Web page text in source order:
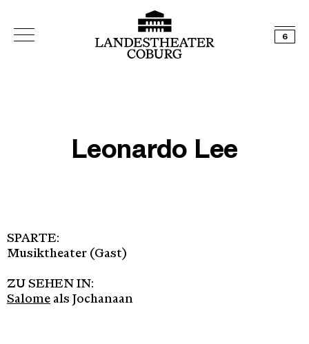
6
Leonardo Lee
SPARTE:
Musiktheater (Gast)
ZU SEHEN IN:
Salome als Jochanaan